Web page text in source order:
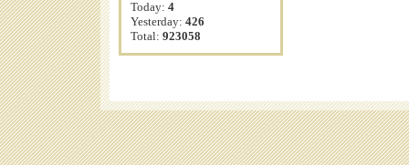
Today: 4
Yesterday: 426
Total: 923058